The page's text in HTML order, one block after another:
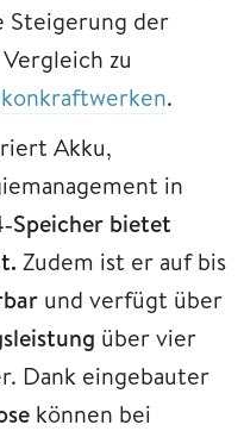
Steigerung der
zu
.
Akku,
in
bietet
Zudem ist er auf bis
und verfügt über
über vier
Dank eingebauter
können bei